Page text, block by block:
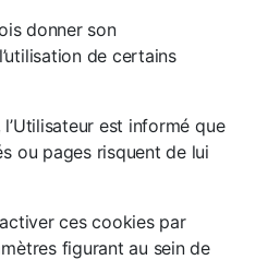
donner son
de certains
est informé que
ou pages risquent de lui
ces cookies par
figurant au sein de